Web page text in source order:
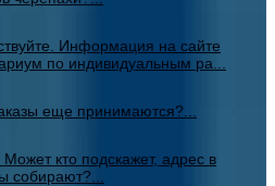
Информация на сайте
по индивидуальным ра...
еще принимаются?...
кто подскажет, адрес в
собирают?...